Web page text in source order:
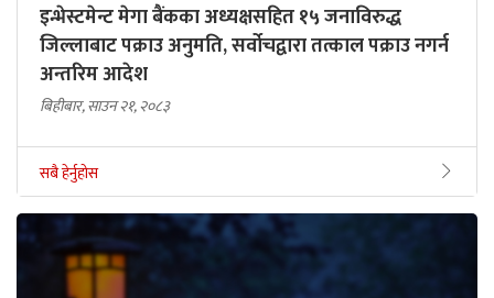
इन्भेस्टमेन्ट मेगा बैंकका अध्यक्षसहित १५ जनाविरुद्ध
जिल्लाबाट पक्राउ अनुमति, सर्वोचद्वारा तत्काल पक्राउ नगर्न
अन्तरिम आदेश
बिहीबार, साउन २१, २०८३
सबै हेर्नुहोस